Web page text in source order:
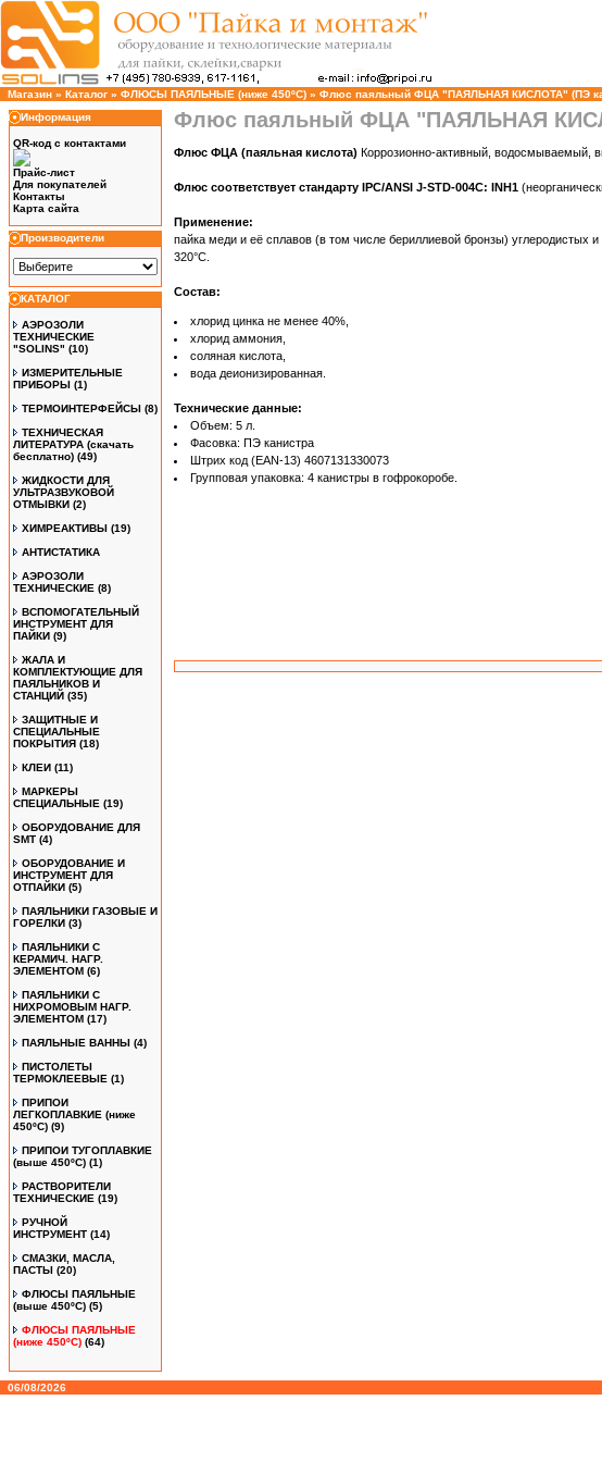
Магазин » Каталог » ФЛЮСЫ ПАЯЛЬНЫЕ (ниже 450ºC) » Флюс паяльный ФЦА "ПАЯЛЬНАЯ КИСЛОТА" (ПЭ
Информация
QR-код с контактами
Прайс-лист
Для покупателей
Контакты
Карта сайта
Производители
КАТАЛОГ
АЭРОЗОЛИ
ТЕХНИЧЕСКИЕ
"SOLINS" (10)
ИЗМЕРИТЕЛЬНЫЕ
ПРИБОРЫ (1)
ТЕРМОИНТЕРФЕЙСЫ (8)
ТЕХНИЧЕСКАЯ
ЛИТЕРАТУРА (скачать
бесплатно) (49)
ЖИДКОСТИ ДЛЯ
УЛЬТРАЗВУКОВОЙ
ОТМЫВКИ (2)
ХИМРЕАКТИВЫ (19)
АНТИСТАТИКА
АЭРОЗОЛИ
ТЕХНИЧЕСКИЕ (8)
ВСПОМОГАТЕЛЬНЫЙ
ИНСТРУМЕНТ ДЛЯ
ПАЙКИ (9)
ЖАЛА И
КОМПЛЕКТУЮЩИЕ ДЛЯ
ПАЯЛЬНИКОВ И
СТАНЦИЙ (35)
ЗАЩИТНЫЕ И
СПЕЦИАЛЬНЫЕ
ПОКРЫТИЯ (18)
КЛЕИ (11)
МАРКЕРЫ
СПЕЦИАЛЬНЫЕ (19)
ОБОРУДОВАНИЕ ДЛЯ
SMT (4)
ОБОРУДОВАНИЕ И
ИНСТРУМЕНТ ДЛЯ
ОТПАЙКИ (5)
ПАЯЛЬНИКИ ГАЗОВЫЕ И
ГОРЕЛКИ (3)
ПАЯЛЬНИКИ С
КЕРАМИЧ. НАГР.
ЭЛЕМЕНТОМ (6)
ПАЯЛЬНИКИ С
НИХРОМОВЫМ НАГР.
ЭЛЕМЕНТОМ (17)
ПАЯЛЬНЫЕ ВАННЫ (4)
ПИСТОЛЕТЫ
ТЕРМОКЛЕЕВЫЕ (1)
ПРИПОИ
ЛЕГКОПЛАВКИЕ (ниже
450ºС) (9)
ПРИПОИ ТУГОПЛАВКИЕ
(выше 450ºС) (1)
РАСТВОРИТЕЛИ
ТЕХНИЧЕСКИЕ (19)
РУЧНОЙ
ИНСТРУМЕНТ (14)
СМАЗКИ, МАСЛА,
ПАСТЫ (20)
ФЛЮСЫ ПАЯЛЬНЫЕ
(выше 450ºC) (5)
ФЛЮСЫ ПАЯЛЬНЫЕ
(ниже 450ºC) (64)
Флюс паяльный ФЦА "ПАЯЛЬНАЯ
Флюс ФЦА (паяльная кислота) Коррозионно-активный, водосмываемый,
Флюс соответствует стандарту IPC/ANSI J-STD-004C: INH1
Применение:
пайка меди и её сплавов (в том числе бериллиевой бронзы)
320°C.
Состав:
хлорид цинка не менее 40%,
хлорид аммония,
соляная кислота,
вода деионизированная.
Технические данные:
Объем: 5 л.
Фасовка: ПЭ канистра
Штрих код (EAN-13) 4607131330073
Групповая упаковка: 4 канистры в гофрокоробе.
06/08/2026